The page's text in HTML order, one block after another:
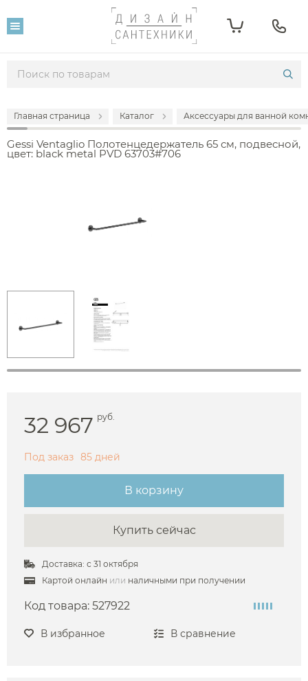
Главная страница Каталог Аксессуары для ванной
Gessi Ventaglio Полотенцедержатель 65 см, подвесной,
цвет: black metal PVD 63703#706
32 967 руб.
Под заказ 85 дней
В корзину
Купить сейчас
Доставка: с 31 октября
Картой онлайн или наличными при получении
Код товара: 527922
В избранное В сравнение